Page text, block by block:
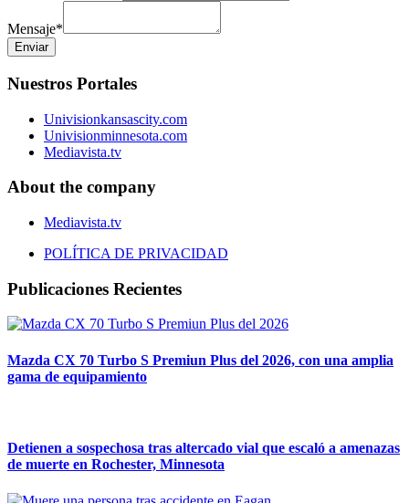
Mensaje*
Enviar
Nuestros Portales
Univisionkansascity.com
Univisionminnesota.com
Mediavista.tv
About the company
Mediavista.tv
POLÍTICA DE PRIVACIDAD
Publicaciones Recientes
Mazda CX 70 Turbo S Premiun Plus del 2026, con una amplia
gama de equipamiento
Detienen a sospechosa tras altercado vial que escaló a amenazas
de muerte en Rochester, Minnesota